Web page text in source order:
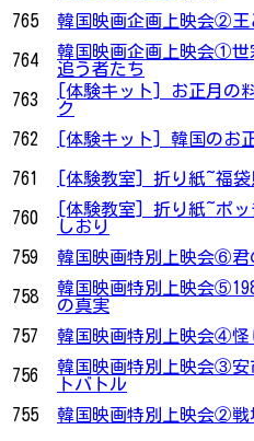
765
韓国映画企画上映会②王
764
韓国映画企画上映会①世
追う者たち
763
[体験キット] お正月の
ク
762
[体験キット] 韓国のお
761
[体験教室] 折り紙~福袋
760
[体験教室] 折り紙~ポ
しおり
759
韓国映画特別上映会⑥君
758
韓国映画特別上映会
の真実
757
韓国映画特別上映会④怪
756
韓国映画特別上映会③安
トバトル
755
韓国映画特別上映会②戦